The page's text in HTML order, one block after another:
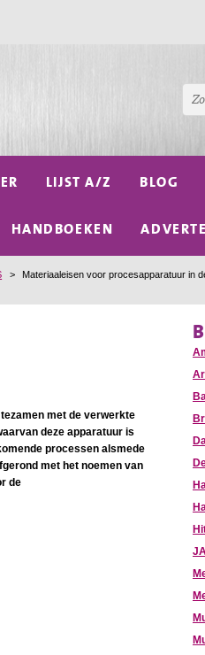
LIJST A/Z BLOG
HANDBOEKEN
> Materiaaleisen voor procesapparatuur in
met de verwerkte
deze apparatuur is
processen alsmede
met het noemen van
de